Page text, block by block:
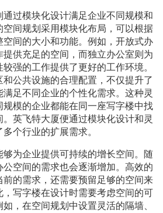
过模块化设计满足企业不同规模和
间规划采用模块化布局，可以根据
间的大小和功能。例如，开放式办
供充足的空间，而独立办公室则为
强的工作提供了更好的工作环境。
公共设施的合理配置，不仅提升了
足不同企业的个性化需求。这种灵
模的企业都能在同一座写字楼中找
英飞特大厦便通过模块化设计和灵
个行业的扩展需求。
为企业提供可持续的增长空间。随
空间的需求也会逐渐增加。高效的
前的需求，还需要预留足够的空间来
，写字楼在设计时需要考虑空间的可
，在空间规划中设置灵活的隔墙、